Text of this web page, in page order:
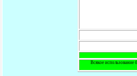
Всякое использование